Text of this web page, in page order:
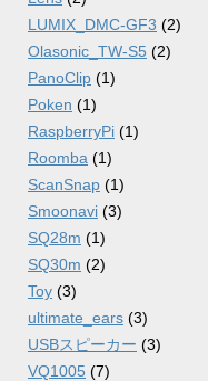
LUMIX_DMC-GF3 (2)
Olasonic_TW-S5 (2)
PanoClip (1)
Poken (1)
RaspberryPi (1)
Roomba (1)
ScanSnap (1)
Smoonavi (3)
SQ28m (1)
SQ30m (2)
Toy (3)
ultimate_ears (3)
USBスピーカー (3)
VQ1005 (7)